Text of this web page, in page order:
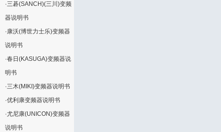
·三碁(SANCH)(三川)变频
器说明书
·康沃(博世力士乐)变频器
说明书
·春日(KASUGA)变频器说
明书
·三木(MIKI)变频器说明书
·优利康变频器说明书
·尤尼康(UNICON)变频器
说明书